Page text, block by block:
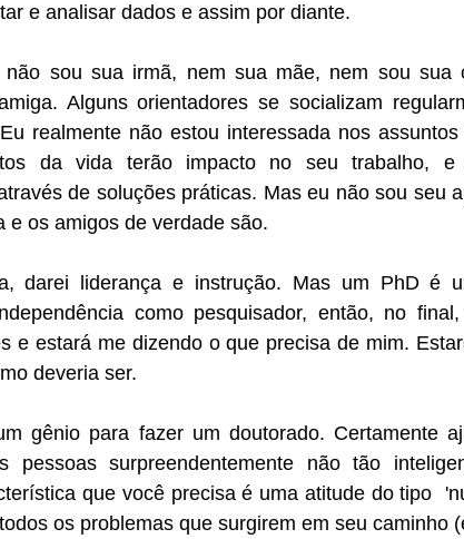
e analisar dados e assim por diante.
sou sua irmã, nem sua mãe, nem sou sua
Alguns orientadores se socializam
realmente não estou interessada nos
da vida terão impacto no seu trabalho,
de soluções práticas. Mas eu não sou seu
e os amigos de verdade são.
darei liderança e instrução. Mas um PhD é
como pesquisador, então, no
e estará me dizendo o que precisa de mim.
deveria ser.
gênio para fazer um doutorado. Certamente
pessoas surpreendentemente não tão
que você precisa é uma atitude do tipo
os problemas que surgirem em seu caminho